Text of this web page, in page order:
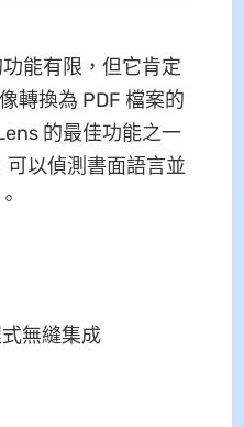
能有限，但它肯定
轉換為 PDF 檔案的
的最佳功能之一
可以偵測書面語言並
無縫集成